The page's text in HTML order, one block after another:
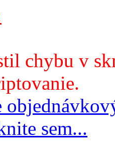
chybu v
sem...